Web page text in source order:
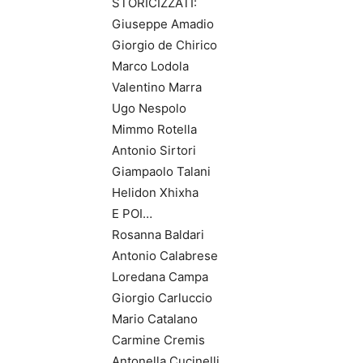
Giuseppe Amadio
Giorgio de Chirico
Marco Lodola
Valentino Marra
Ugo Nespolo
Mimmo Rotella
Antonio Sirtori
Giampaolo Talani
Helidon Xhixha
E POI…
Rosanna Baldari
Antonio Calabrese
Loredana Campa
Giorgio Carluccio
Mario Catalano
Carmine Cremis